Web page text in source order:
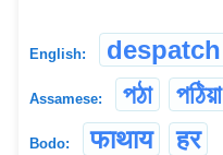
English: despatch
Assamese: পঠা পঠিয়া
Bodo: फाथाय हर